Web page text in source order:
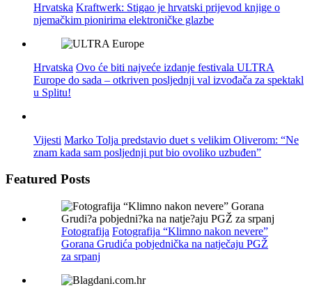
Hrvatska Kraftwerk: Stigao je hrvatski prijevod knjige o
njemačkim pionirima elektroničke glazbe
Hrvatska Ovo će biti najveće izdanje festivala ULTRA
Europe do sada – otkriven posljednji val izvođača za spektakl
u Splitu!
Vijesti Marko Tolja predstavio duet s velikim Oliverom: “Ne
znam kada sam posljednji put bio ovoliko uzbuđen”
Featured Posts
Fotografija Fotografija “Klimno nakon nevere”
Gorana Grudića pobjednička na natječaju PGŽ
za srpanj